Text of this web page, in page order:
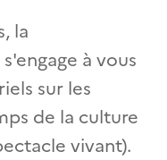
la
à vous
sur les
de la culture
vivant).